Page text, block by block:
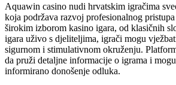
Aquawin casino nudi hrvatskim igračima
koja podržava razvoj profesionalnog
širokim izborom kasino igara, od klasičnih
igara uživo s djeliteljima, igrači mogu
sigurnom i stimulativnom okruženju.
da pruži detaljne informacije o igrama i
informirano donošenje odluka.